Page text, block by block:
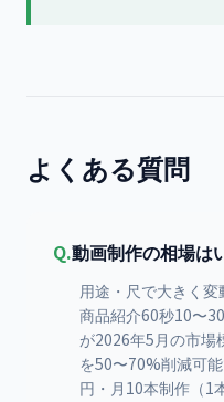
よくある質問
Q.動画制作の相場は
用途・尺で大きく変
商品紹介60秒10〜
が2026年5月の市場
を50〜70%削減可
円・月10本制作（1